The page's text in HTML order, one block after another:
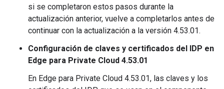
si se completaron estos pasos durante la
actualización anterior, vuelve a completarlos antes de
continuar con la actualización a la versión 4.53.01.
Configuración de claves y certificados del IDP en
Edge para Private Cloud 4.53.01
En Edge para Private Cloud 4.53.01, las claves y los